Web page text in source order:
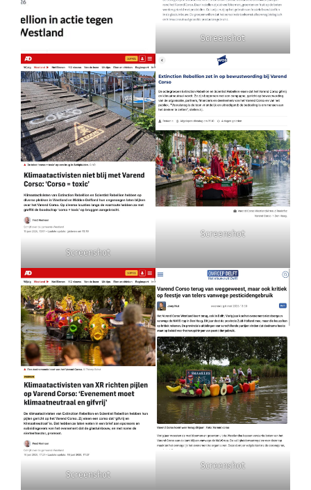
Screenshot
Screenshot
Screenshot
Screenshot
Screenshot